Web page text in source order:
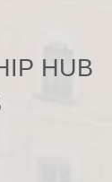
HUB